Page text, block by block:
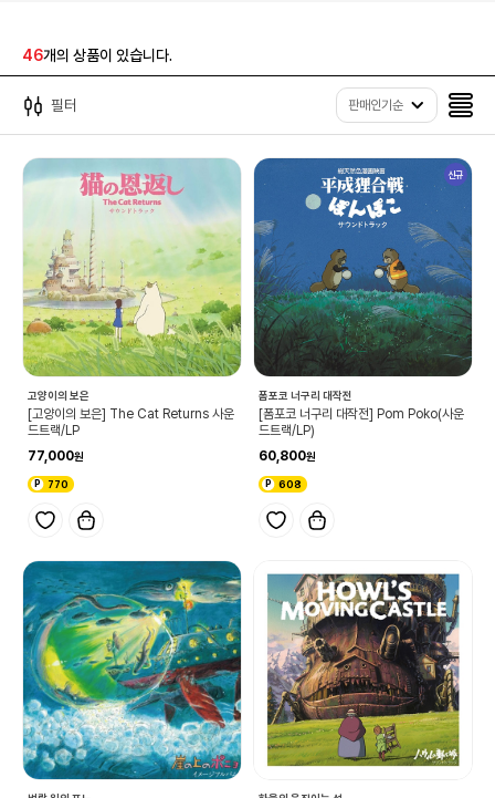
46개의 상품이 있습니다.
필터 판매인기순
고양이의 보은
[고양이의 보은] The Cat Returns 사운
드트랙/LP
77,000
770
신규
폼포코 너구리 대작전
[폼포코 너구리 대작전] Pom Poko(사운
드트랙/LP)
60,800
608